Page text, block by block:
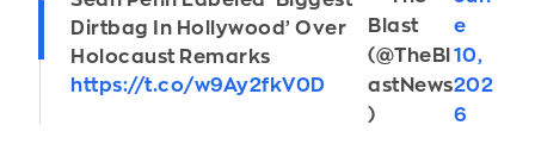
Dirtbag In Hollywood’ Over
Holocaust Remarks
https://t.co/w9Ay2fkV0D
Blast
(@TheBl
astNews
)
e
10,
202
6